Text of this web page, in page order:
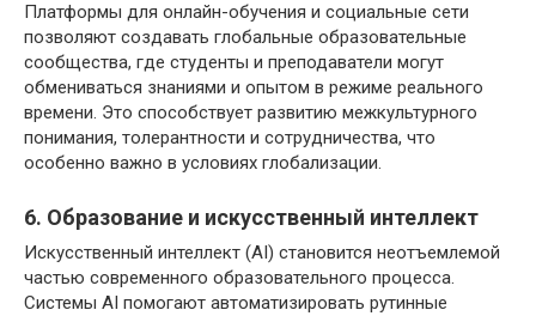
Платформы для онлайн-обучения и социальные сети
позволяют создавать глобальные образовательные
сообщества, где студенты и преподаватели могут
обмениваться знаниями и опытом в режиме реального
времени. Это способствует развитию межкультурного
понимания, толерантности и сотрудничества, что
особенно важно в условиях глобализации.
6. Образование и искусственный интеллект
Искусственный интеллект (AI) становится неотъемлемой
частью современного образовательного процесса.
Системы AI помогают автоматизировать рутинные